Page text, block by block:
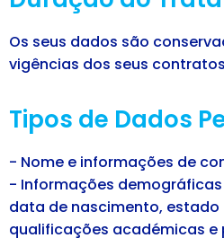
Os seus dados são
vigências dos seus contratos
Tipos de Dados
- Nome e informações de
- Informações
data de nascimento, estado
qualificações académicas e